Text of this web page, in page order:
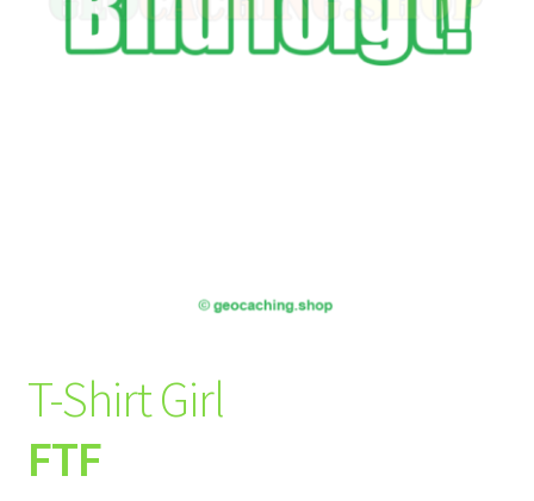
T-Shirt Girl
FTF